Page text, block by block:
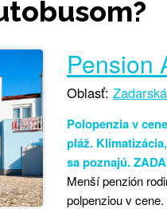
Pension
Oblasť:
Polopenzia v
pláž.
sa poznajú.
Menší penzión
polpenziou v